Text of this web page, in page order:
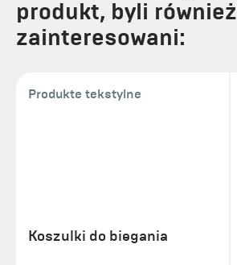
produkt, byli również
zainteresowani:
Produkte tekstylne
Koszulki do biegania